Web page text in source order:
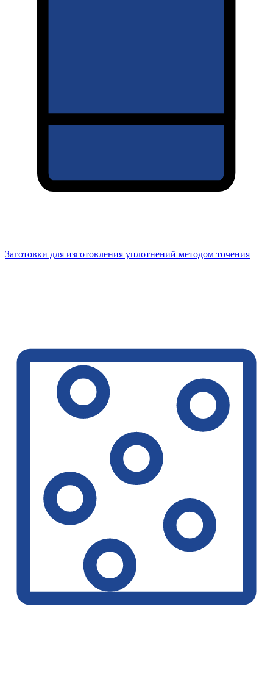
Заготовки для изготовления уплотнений методом точения